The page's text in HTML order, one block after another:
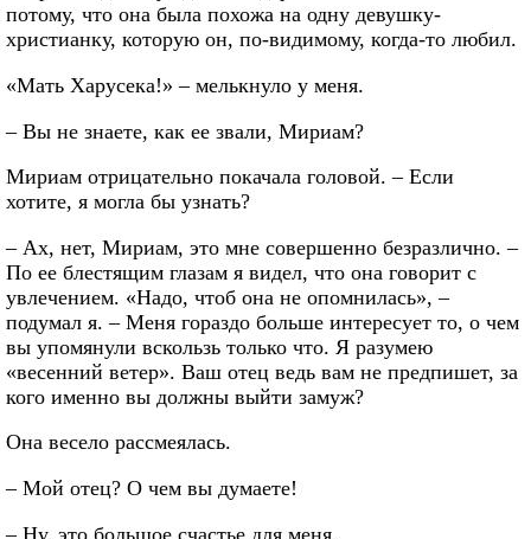
потому, что она была похожа на одну девушку-
христианку, которую он, по-видимому, когда-то любил.
«Мать Харусека!» – мелькнуло у меня.
– Вы не знаете, как ее звали, Мириам?
Мириам отрицательно покачала головой. – Если
хотите, я могла бы узнать?
– Ах, нет, Мириам, это мне совершенно безразлично. –
По ее блестящим глазам я видел, что она говорит с
увлечением. «Надо, чтоб она не опомнилась», –
подумал я. – Меня гораздо больше интересует то, о чем
вы упомянули вскользь только что. Я разумею
«весенний ветер». Ваш отец ведь вам не предпишет, за
кого именно вы должны выйти замуж?
Она весело рассмеялась.
– Мой отец? О чем вы думаете!
– Ну, это большое счастье для меня.